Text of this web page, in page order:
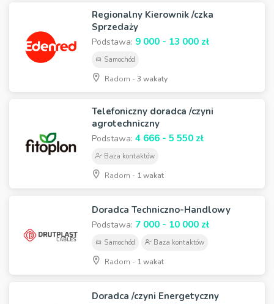
Regionalny Kierownik /czka
Sprzedaży
Podstawa: 9 000 - 13 000 zł
Samochód
Radom -3 wakaty
Telefoniczny doradca /czyni
agrotechniczny
Podstawa: 4 666 - 5 550 zł
Baza kontaktów
Radom - 1 wakat
Doradca Techniczno-Handlowy
Podstawa: 7 000 - 10 000 zł
Samochód Baza kontaktów
Radom - 1 wakat
Doradca /czyni Energetyczny